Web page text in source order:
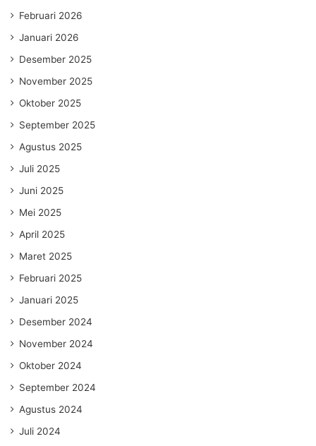
Februari 2026
Januari 2026
Desember 2025
November 2025
Oktober 2025
September 2025
Agustus 2025
Juli 2025
Juni 2025
Mei 2025
April 2025
Maret 2025
Februari 2025
Januari 2025
Desember 2024
November 2024
Oktober 2024
September 2024
Agustus 2024
Juli 2024